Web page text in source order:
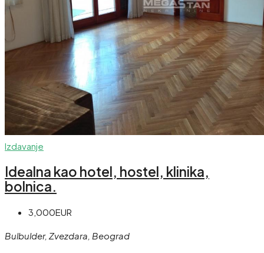
Izdavanje
Idealna kao hotel, hostel, klinika,
bolnica.
3,000EUR
Bulbulder, Zvezdara, Beograd